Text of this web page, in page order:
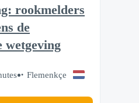
rookmelders
de
wetgeving
Flemenkçe